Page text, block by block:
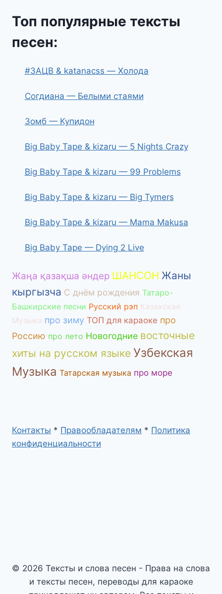
Топ популярные тексты
песен:
#ЗАЦВ & katanacss — Холода
Согдиана — Белыми стаями
Зомб — Купидон
Big Baby Tape & kizaru — 5 Nights Crazy
Big Baby Tape & kizaru — 99 Problems
Big Baby Tape & kizaru — Big Tymers
Big Baby Tape & kizaru — Mama Makusa
Big Baby Tape — Dying 2 Live
Жаңа қазақша әндер ШАНСОН Жаны
кыргызча С днём рождения Татаро-
Башкирские песни Русский рэп Казахская
Музыка про зиму ТОП для караоке про
Россию про лето Новогодние восточные
хиты на русском языке Узбекская
Музыка Татарская музыка про море
Контакты * Правообладателям * Политика
конфиденциальности
© 2026 Тексты и слова песен - Права на слова
и тексты песен, переводы для караоке